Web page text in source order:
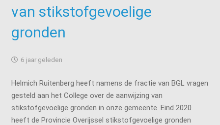
van stikstofgevoelige
gronden
6 jaar geleden
Helmich Ruitenberg heeft namens de fractie van BGL vragen
gesteld aan het College over de aanwijzing van
stikstofgevoelige gronden in onze gemeente. Eind 2020
heeft de Provincie Overijssel stikstofgevoelige gronden